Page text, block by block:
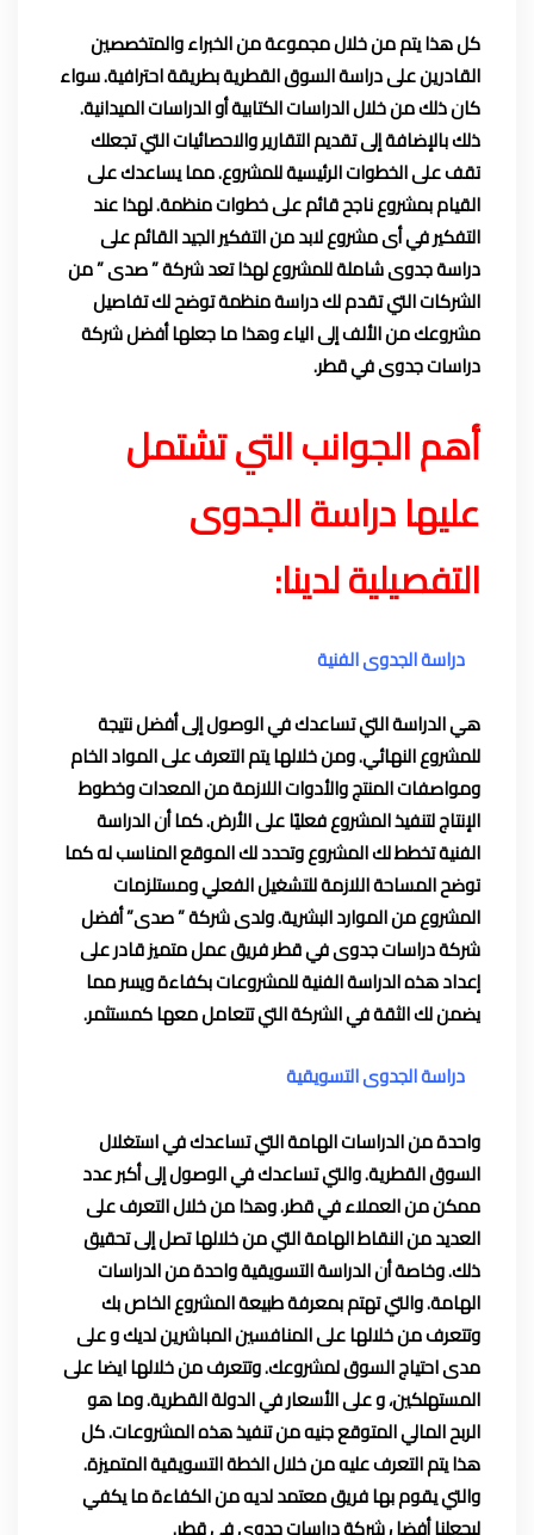
كل هذا يتم من خلال مجموعة من الخبراء والمتخصصين
القادرين على دراسة السوق القطرية بطريقة احترافية. سواء
كان ذلك من خلال الدراسات الكتابية أو الدراسات الميدانية.
ذلك بالإضافة إلى تقديم التقارير والاحصائيات التي تجعلك
تقف على الخطوات الرئيسية للمشروع. مما يساعدك على
القيام بمشروع ناجح قائم على خطوات منظمة. لهذا عند
التفكير في أى مشروع لابد من التفكير الجيد القائم على
دراسة جدوى شاملة للمشروع لهذا تعد شركة ” صدى ” من
الشركات التي تقدم لك دراسة منظمة توضح لك تفاصيل
مشروعك من الألف إلى الياء وهذا ما جعلها أفضل شركة
دراسات جدوى في قطر.
أهم الجوانب التي تشتمل
عليها دراسة الجدوى
التفصيلية لدينا:
دراسة الجدوى الفنية
هي الدراسة التي تساعدك في الوصول إلى أفضل نتيجة
للمشروع النهائي. ومن خلالها يتم التعرف على المواد الخام
ومواصفات المنتج والأدوات اللازمة من المعدات وخطوط
الإنتاج لتنفيذ المشروع فعليًا على الأرض. كما أن الدراسة
الفنية تخطط لك المشروع وتحدد لك الموقع المناسب له كما
توضح المساحة اللازمة للتشغيل الفعلي ومستلزمات
المشروع من الموارد البشرية. ولدى شركة ” صدى” أفضل
شركة دراسات جدوى في قطر فريق عمل متميز قادر على
إعداد هذه الدراسة الفنية للمشروعات بكفاءة ويسر مما
يضمن لك الثقة في الشركة التي تتعامل معها كمستثمر.
دراسة الجدوى التسويقية
واحدة من الدراسات الهامة التي تساعدك في استغلال
السوق القطرية. والتي تساعدك في الوصول إلى أكبر عدد
ممكن من العملاء في قطر. وهذا من خلال التعرف على
العديد من النقاط الهامة التي من خلالها تصل إلى تحقيق
ذلك. وخاصة أن الدراسة التسويقية واحدة من الدراسات
الهامة. والتي تهتم بمعرفة طبيعة المشروع الخاص بك
وتتعرف من خلالها على المنافسين المباشرين لديك و على
مدى احتياج السوق لمشروعك. وتتعرف من خلالها ايضا على
المستهلكين، و على الأسعار في الدولة القطرية. وما هو
الربح المالي المتوقع جنيه من تنفيذ هذه المشروعات. كل
هذا يتم التعرف عليه من خلال الخطة التسويقية المتميزة.
والتي يقوم بها فريق معتمد لديه من الكفاءة ما يكفي
ليجعلنا أفضل شركة دراسات جدوى في قطر.